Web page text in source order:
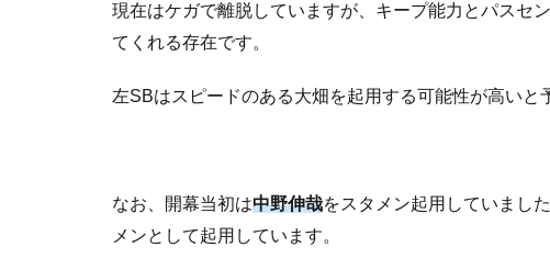
現在はケガで離脱していますが、キープ能力とパスセ
てくれる存在です。
左SBはスピードのある大畑を起用する可能性が高いと
なお、開幕当初は中野伸哉をスタメン起用していまし
メンとして起用しています。